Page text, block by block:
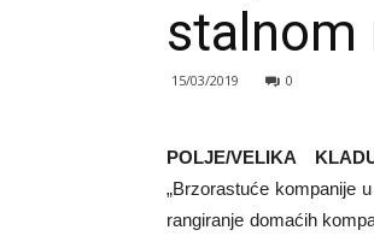
stalnom
15/03/2019 0
POLJE/VELIKA
„Brzorastuće kompanije
rangiranje domaćih